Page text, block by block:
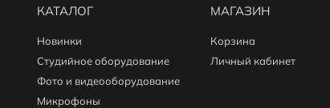
КАТАЛОГ
Новинки
Студийное оборудование
Фото и видеооборудование
Микрофоны
МАГАЗИН
Корзина
Личный кабинет